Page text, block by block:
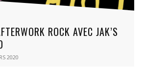
ROCK AVEC JAK’S
2020